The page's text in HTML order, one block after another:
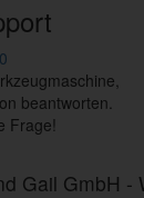
beantworten.
Frage!
Gail GmbH -